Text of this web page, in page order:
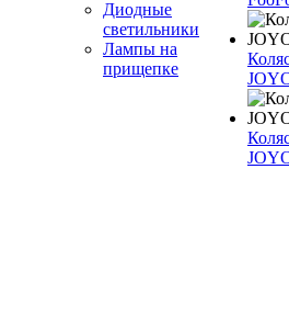
Диодные
светильники
Лампы на
прищепке